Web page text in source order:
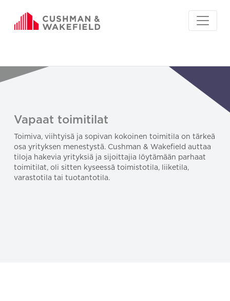
Vapaat toimitilat
Toimiva, viihtyisä ja sopivan kokoinen toimitila on tärkeä
osa yrityksen menestystä. Cushman & Wakefield auttaa
tiloja hakevia yrityksiä ja sijoittajia löytämään parhaat
toimitilat, oli sitten kyseessä toimistotila, liiketila,
varastotila tai tuotantotila.